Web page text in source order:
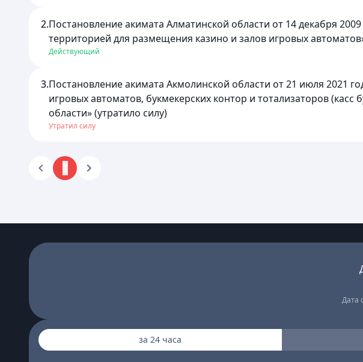
2.Постановление акимата Алматинской области от 14 декабря
территорией для размещения казино и залов игровых
Действующий
3.Постановление акимата Акмолинской области от 21 июля 2021
игровых автоматов, букмекерских контор и тотализаторов
области» (утратило силу)
Утратил силу
Дата
за 24 часа